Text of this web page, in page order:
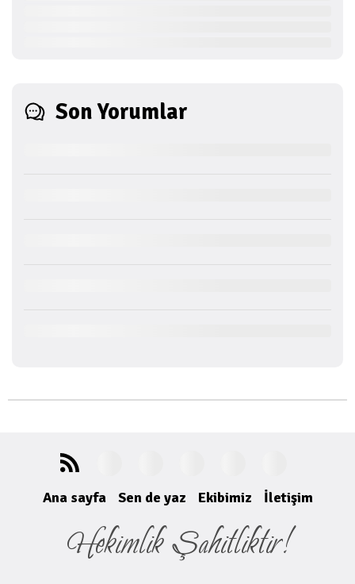
Son Yorumlar
Ana sayfa Sen de yaz Ekibimiz İletişim
Hekimlik Şahitliktir!